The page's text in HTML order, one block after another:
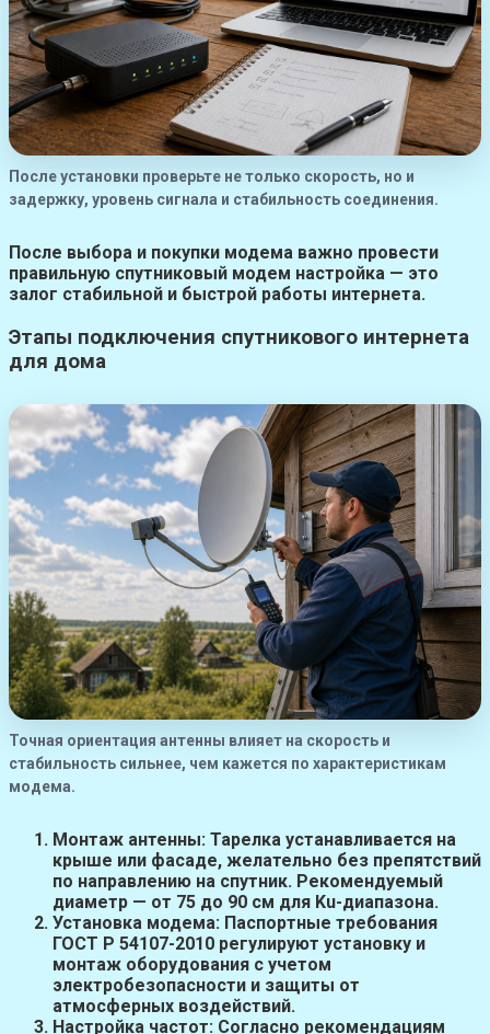
После установки проверьте не только скорость, но и
задержку, уровень сигнала и стабильность соединения.
После выбора и покупки модема важно провести
правильную спутниковый модем настройка — это
залог стабильной и быстрой работы интернета.
Этапы подключения спутникового интернета
для дома
Точная ориентация антенны влияет на скорость и
стабильность сильнее, чем кажется по характеристикам
модема.
Монтаж антенны: Тарелка устанавливается на
крыше или фасаде, желательно без препятствий
по направлению на спутник. Рекомендуемый
диаметр — от 75 до 90 см для Ku-диапазона.
Установка модема: Паспортные требования
ГОСТ Р 54107-2010 регулируют установку и
монтаж оборудования с учетом
электробезопасности и защиты от
атмосферных воздействий.
Настройка частот: Согласно рекомендациям